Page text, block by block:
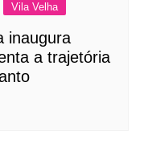
Vila Velha
inaugura
a trajetória